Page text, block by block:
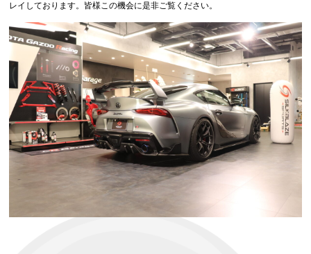
レイしております。皆様この機会に是非ご覧ください。